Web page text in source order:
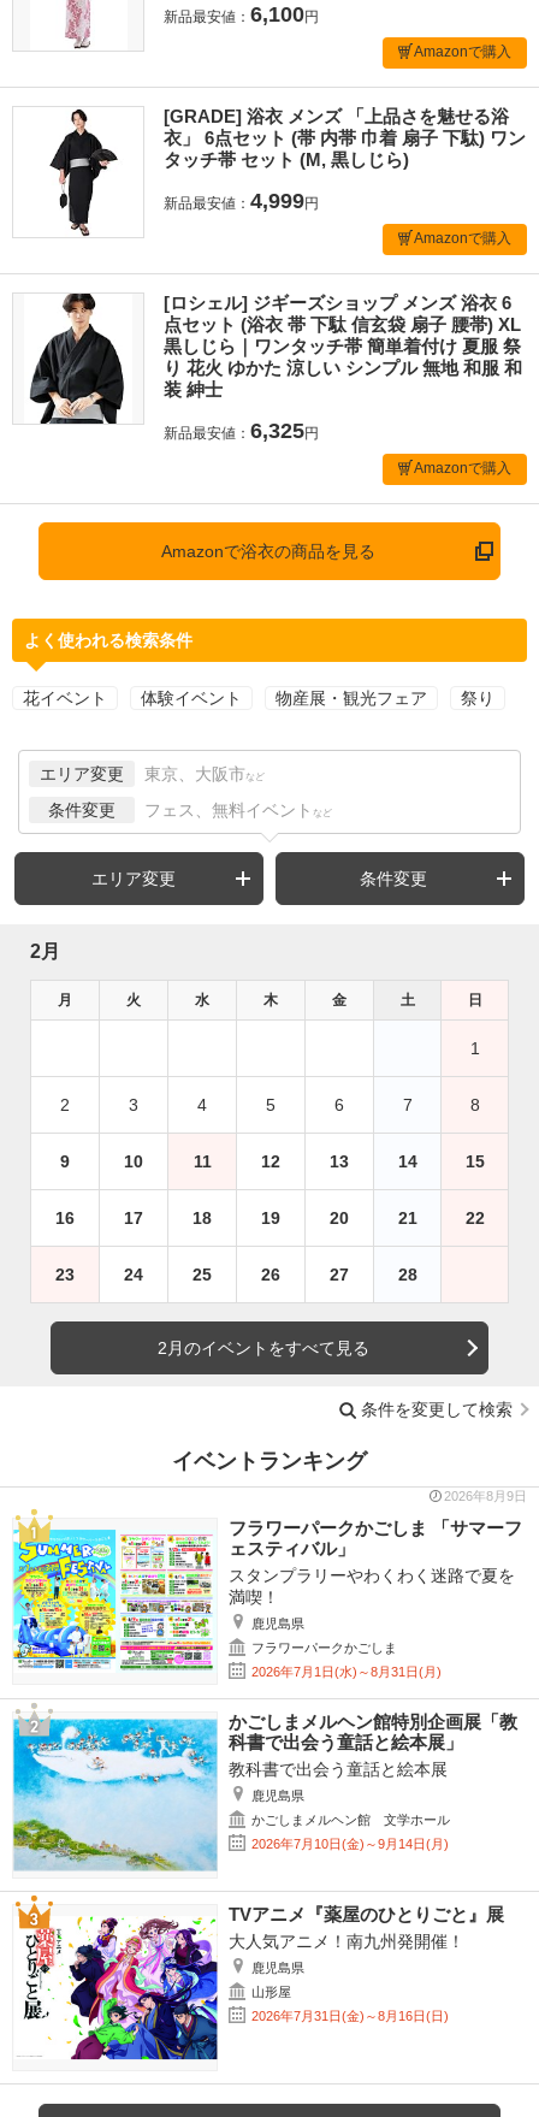
新品最安値： 6,100円
Amazonで購入
[GRADE] 浴衣 メンズ 「上品さを魅せる浴
衣」 6点セット (帯 内帯 巾着 扇子 下駄) ワン
タッチ帯 セット (M, 黒しじら)
新品最安値： 4,999円
Amazonで購入
[ロシェル] ジギーズショップ メンズ 浴衣 6
点セット (浴衣 帯 下駄 信玄袋 扇子 腰帯) XL
黒しじら｜ワンタッチ帯 簡単着付け 夏服 祭
り 花火 ゆかた 涼しい シンプル 無地 和服 和
装 紳士
新品最安値： 6,325円
Amazonで購入
Amazonで浴衣の商品を見る
よく使われる検索条件
花イベント 体験イベント 物産展・観光フェア 祭り
エリア変更 東京、大阪市 など
条件変更 フェス、無料イベント など
エリア変更 条件変更
2月
月 火 水 木 金 土 日
1
2 3 4 5 6 7 8
9 10 11 12 13 14 15
16 17 18 19 20 21 22
23 24 25 26 27 28
2月のイベントをすべて見る
条件を変更して検索
イベントランキング
2026年8月9日
フラワーパークかごしま 「サマーフ
ェスティバル」
スタンプラリーやわくわく迷路で夏を
満喫！
鹿児島県
フラワーパークかごしま
2026年7月1日(水)～8月31日(月)
かごしまメルヘン館特別企画展「教
科書で出会う童話と絵本展」
教科書で出会う童話と絵本展
鹿児島県
かごしまメルヘン館 文学ホール
2026年7月10日(金)～9月14日(月)
TVアニメ『薬屋のひとりごと』展
大人気アニメ！南九州発開催！
鹿児島県
山形屋
2026年7月31日(金)～8月16日(日)